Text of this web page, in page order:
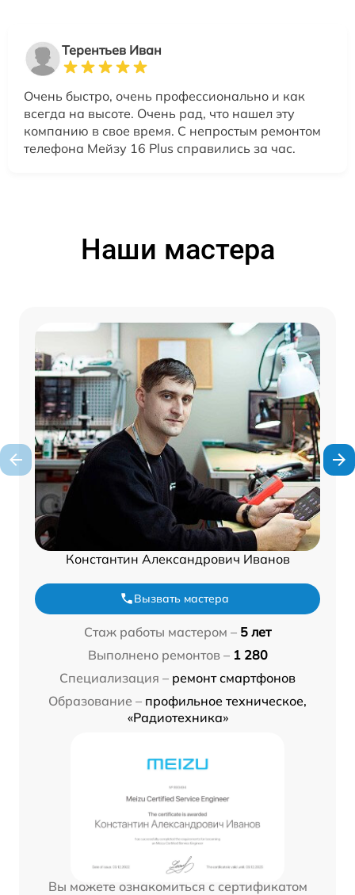
Терентьев Иван
Очень быстро, очень профессионально и как
всегда на высоте. Очень рад, что нашел эту
компанию в свое время. С непростым ремонтом
телефона Мейзу 16 Plus справились за час.
Наши мастера
Константин Александрович Иванов
Вызвать мастера
Стаж работы мастером – 5 лет
Выполнено ремонтов – 1 280
Специализация – ремонт смартфонов
Образование – профильное техническое,
«Радиотехника»
Вы можете ознакомиться с сертификатом